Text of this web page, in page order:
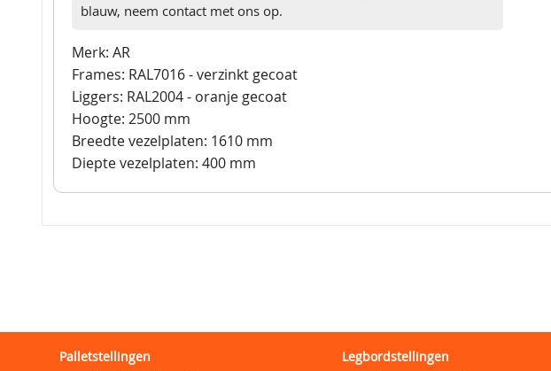
blauw, neem contact met ons op.
Merk: AR
Frames: RAL7016 - verzinkt gecoat
Liggers: RAL2004 - oranje gecoat
Hoogte: 2500 mm
Breedte vezelplaten: 1610 mm
Diepte vezelplaten: 400 mm
Palletstellingen
Legbordstellingen